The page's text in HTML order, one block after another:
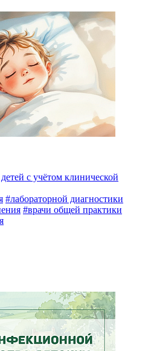
с учётом клинической
#лабораторной диагностики
#врачи общей практики